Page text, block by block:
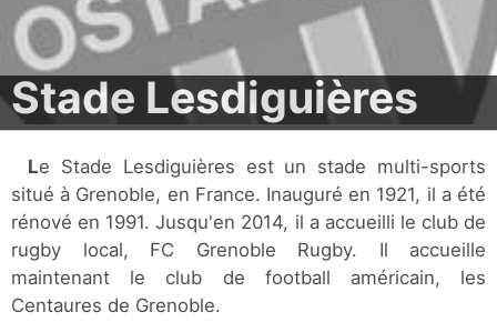
Stade Lesdiguières
Le Stade Lesdiguières est un stade multi-sports
situé à Grenoble, en France. Inauguré en 1921, il a été
rénové en 1991. Jusqu'en 2014, il a accueilli le club de
rugby local, FC Grenoble Rugby. Il accueille
maintenant le club de football américain, les
Centaures de Grenoble.